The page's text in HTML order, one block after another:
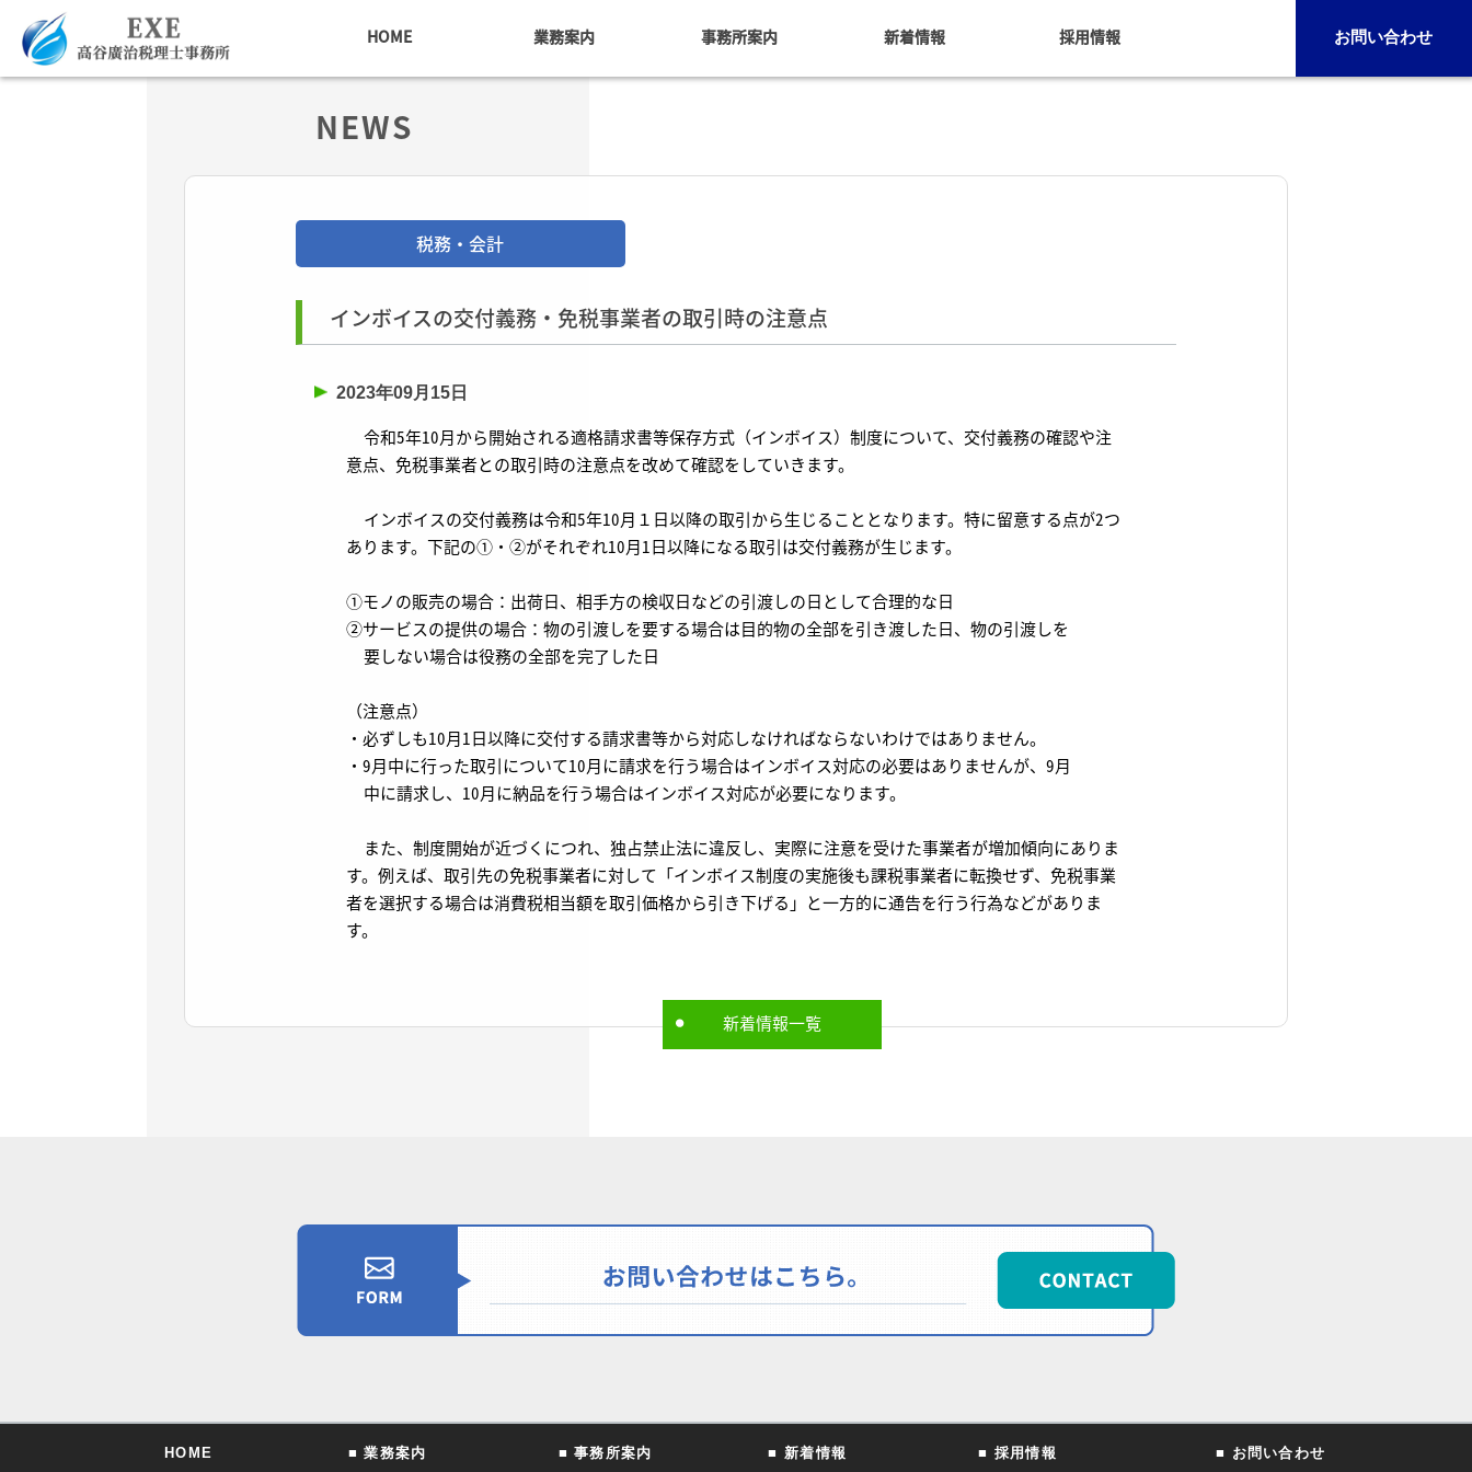
HOME 業務案内 事務所案内 新着情報 採用情報 お問い合わせ
NEWS
税務・会計
インボイスの交付義務・免税事業者の取引時の注意点
2023年09月15日
令和5年10月から開始される適格請求書等保存方式（インボイス）制度について、交付義務の確認や注
意点、免税事業者との取引時の注意点を改めて確認をしていきます。
インボイスの交付義務は令和5年10月１日以降の取引から生じることとなります。特に留意する点が2つ
あります。下記の①・②がそれぞれ10月1日以降になる取引は交付義務が生じます。
①モノの販売の場合：出荷日、相手方の検収日などの引渡しの日として合理的な日
②サービスの提供の場合：物の引渡しを要する場合は目的物の全部を引き渡した日、物の引渡しを
要しない場合は役務の全部を完了した日
（注意点）
・必ずしも10月1日以降に交付する請求書等から対応しなければならないわけではありません。
・9月中に行った取引について10月に請求を行う場合はインボイス対応の必要はありませんが、9月
中に請求し、10月に納品を行う場合はインボイス対応が必要になります。
また、制度開始が近づくにつれ、独占禁止法に違反し、実際に注意を受けた事業者が増加傾向にありま
す。例えば、取引先の免税事業者に対して「インボイス制度の実施後も課税事業者に転換せず、免税事業
者を選択する場合は消費税相当額を取引価格から引き下げる」と一方的に通告を行う行為などがありま
す。
新着情報一覧
HOME ■ 業務案内 ■ 事務所案内 ■ 新着情報 ■ 採用情報 ■ お問い合わせ